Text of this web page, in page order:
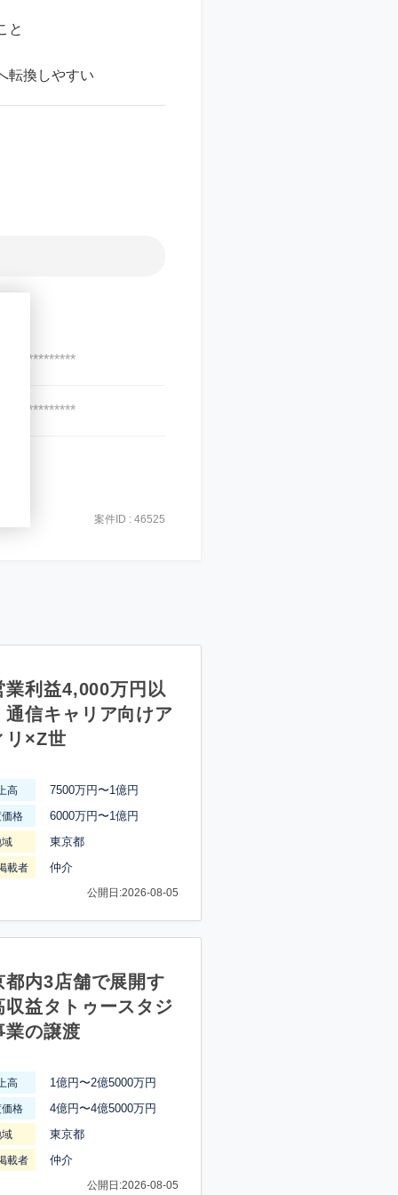
と
転換しやすい
案件ID : 46525
業利益4,000万円以
通信キャリア向けア
リ×Z世
高 7500万円〜1億円
格 6000万円〜1億円
域 東京都
載者 仲介
公開日:2026-08-05
都内3店舗で展開す
収益タトゥースタジ
業の譲渡
高 1億円〜2億5000万円
格 4億円〜4億5000万円
域 東京都
載者 仲介
公開日:2026-08-05